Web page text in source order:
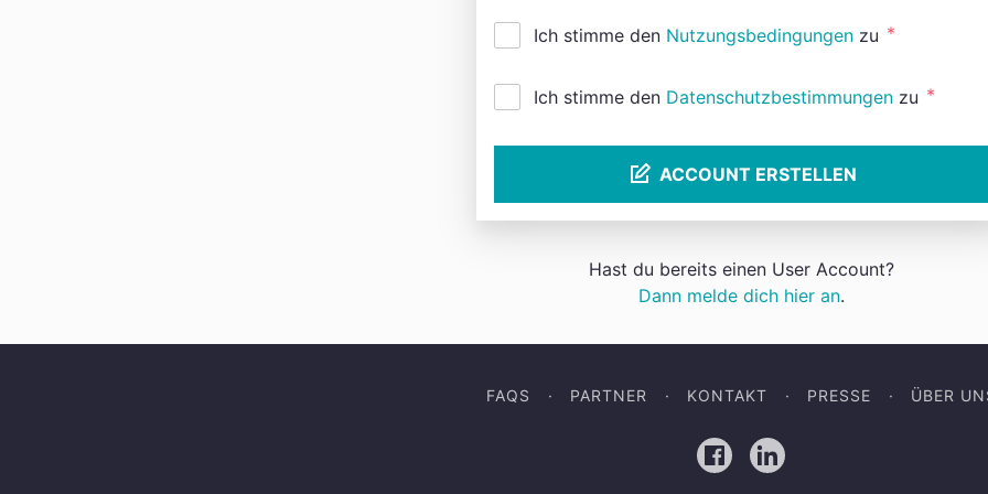
Ich stimme den Nutzungsbedingungen zu *
Ich stimme den Datenschutzbestimmungen zu *
ACCOUNT ERSTELLEN
Hast du bereits einen User Account?
Dann melde dich hier an.
FAQS PARTNER KONTAKT PRESSE ÜBER
FacebookLinkedIn